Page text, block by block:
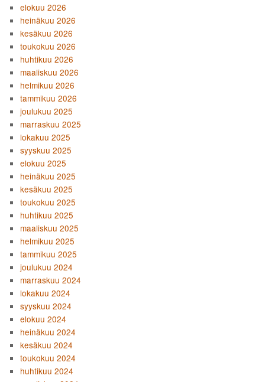
elokuu 2026
heinäkuu 2026
kesäkuu 2026
toukokuu 2026
huhtikuu 2026
maaliskuu 2026
helmikuu 2026
tammikuu 2026
joulukuu 2025
marraskuu 2025
lokakuu 2025
syyskuu 2025
elokuu 2025
heinäkuu 2025
kesäkuu 2025
toukokuu 2025
huhtikuu 2025
maaliskuu 2025
helmikuu 2025
tammikuu 2025
joulukuu 2024
marraskuu 2024
lokakuu 2024
syyskuu 2024
elokuu 2024
heinäkuu 2024
kesäkuu 2024
toukokuu 2024
huhtikuu 2024